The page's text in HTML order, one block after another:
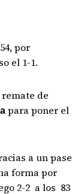
por
el 1-1.
de
para poner el
a un pase
forma por
2-2 a los 83